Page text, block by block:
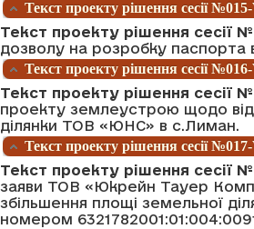
Текст проекту рішення сесії
Текст проекту рішення сесії
дозволу на розробку паспорта
Текст проекту рішення сесії
Текст проекту рішення сесії
проекту землеустрою щодо
ділянки ТОВ «ЮНС» в с.Лиман.
Текст проекту рішення сесії
Текст проекту рішення сесії
заяви ТОВ «Юкрейн Тауер
збільшення площі земельної
номером